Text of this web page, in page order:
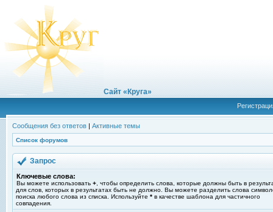
Сайт «Круга»
Сообщения без ответов | Активные темы
Список форумов
Запрос
Ключевые слова:
Вы можете использовать + , чтобы определить слова, которые должны быть в
для слов, которых в результатах быть не должно. Вы можете разделить слова
поиска любого слова из списка. Используйте * в качестве шаблона для частичного
совпадения.